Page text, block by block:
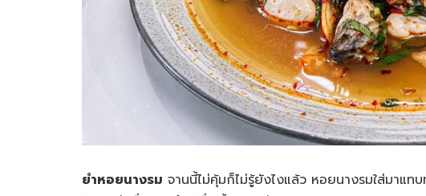
ยำหอยนางรม จานนี้ไม่คุ้มก็ไม่รู้ยังไงแล้ว หอยนางรมใส่มาแ